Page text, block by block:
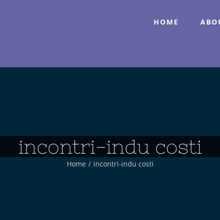
HOME
incontri-indu costi
Home / incontri-indu costi